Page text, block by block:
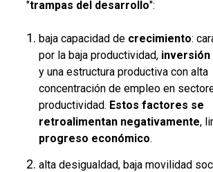
"trampas del desarrollo":
baja capacidad de crecimiento:
por la baja productividad, inversión
y una estructura productiva con alta
concentración de empleo en
productividad. Estos factores se
retroalimentan negativamente,
progreso económico.
alta desigualdad, baja movilidad